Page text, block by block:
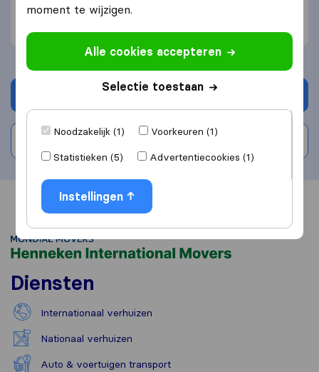
Communicatie (14)
Vraag offerte aan
Schrijf beoordeling
Overzicht Reviews
Diensten
Internationaal verhuizen
Nationaal verhuizen
Auto & voertuigen transport
moment te wijzigen.
Alle cookies accepteren
Selectie toestaan
Noodzakelijk (1)
Voorkeuren (1)
Statistieken (5)
Advertentiecookies (1)
Instellingen